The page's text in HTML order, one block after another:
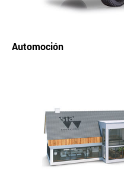
Automoción